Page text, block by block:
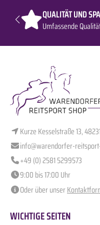
QUALITÄT UND
Umfassende
Kurze Kesselstraße 13,
info@warendorfer-
+49 (0) 2581 5299573
9:00 bis 17:00 Uhr
Oder über unser
WICHTIGE SEITEN